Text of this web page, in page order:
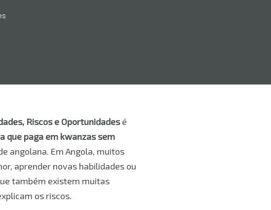
Riscos e Oportunidadesé
que paga em kwanzas sem
angolana. Em Angola, muitos
aprender novas habilidades ou
também existem muitas
os riscos.